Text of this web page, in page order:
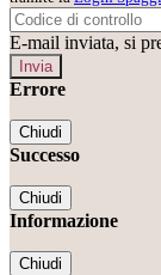
E-mail inviata, si
Errore
Chiudi
Successo
Chiudi
Informazione
Chiudi